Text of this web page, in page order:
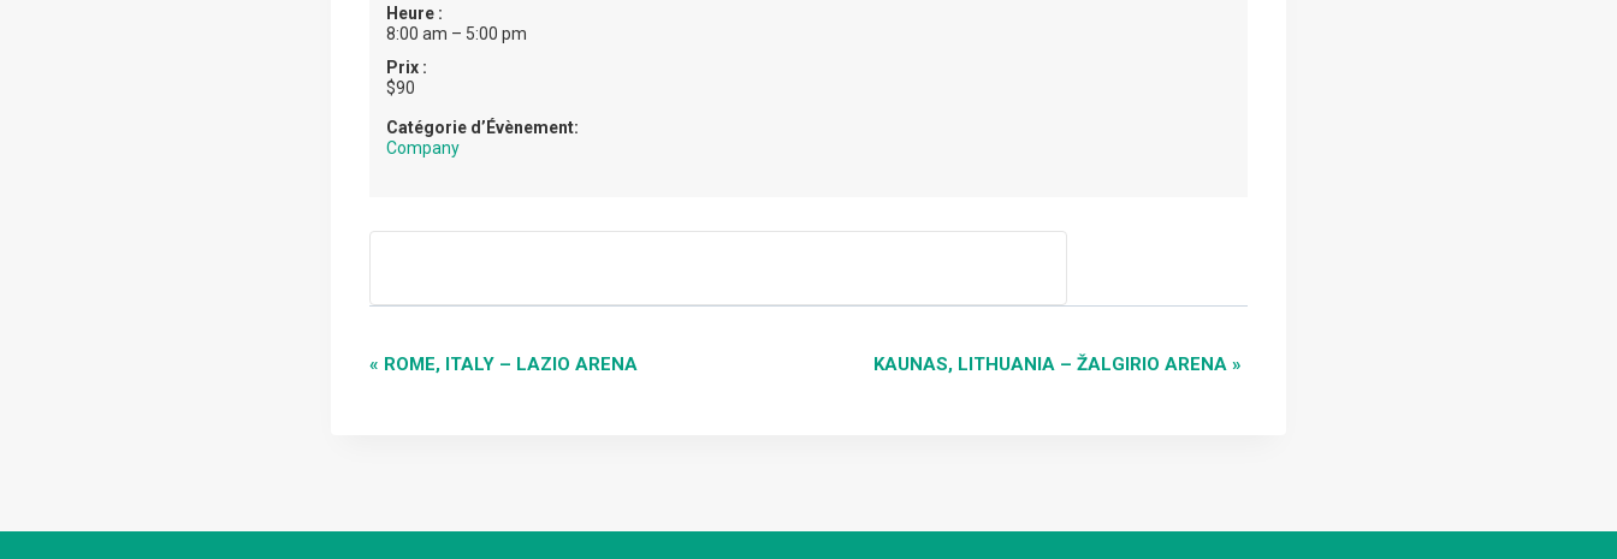
Heure :
8:00 am – 5:00 pm
Prix :
$90
Catégorie d’Évènement:
Company
NAVIGATION
« ROME, ITALY – LAZIO ARENA KAUNAS, LITHUANIA – ŽALGIRIO ARENA »